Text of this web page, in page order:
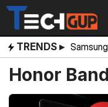
Skip
content
TRENDS ▸
Honor